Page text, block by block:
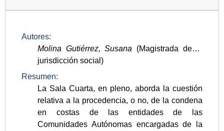
Autores:
Molina Gutiérrez, Susana (Magistrada de la
jurisdicción social)
Resumen:
La Sala Cuarta, en pleno, aborda la cuestión
relativa a la procedencia, o no, de la condena
en costas de las entidades de las
Comunidades Autónomas encargadas de la